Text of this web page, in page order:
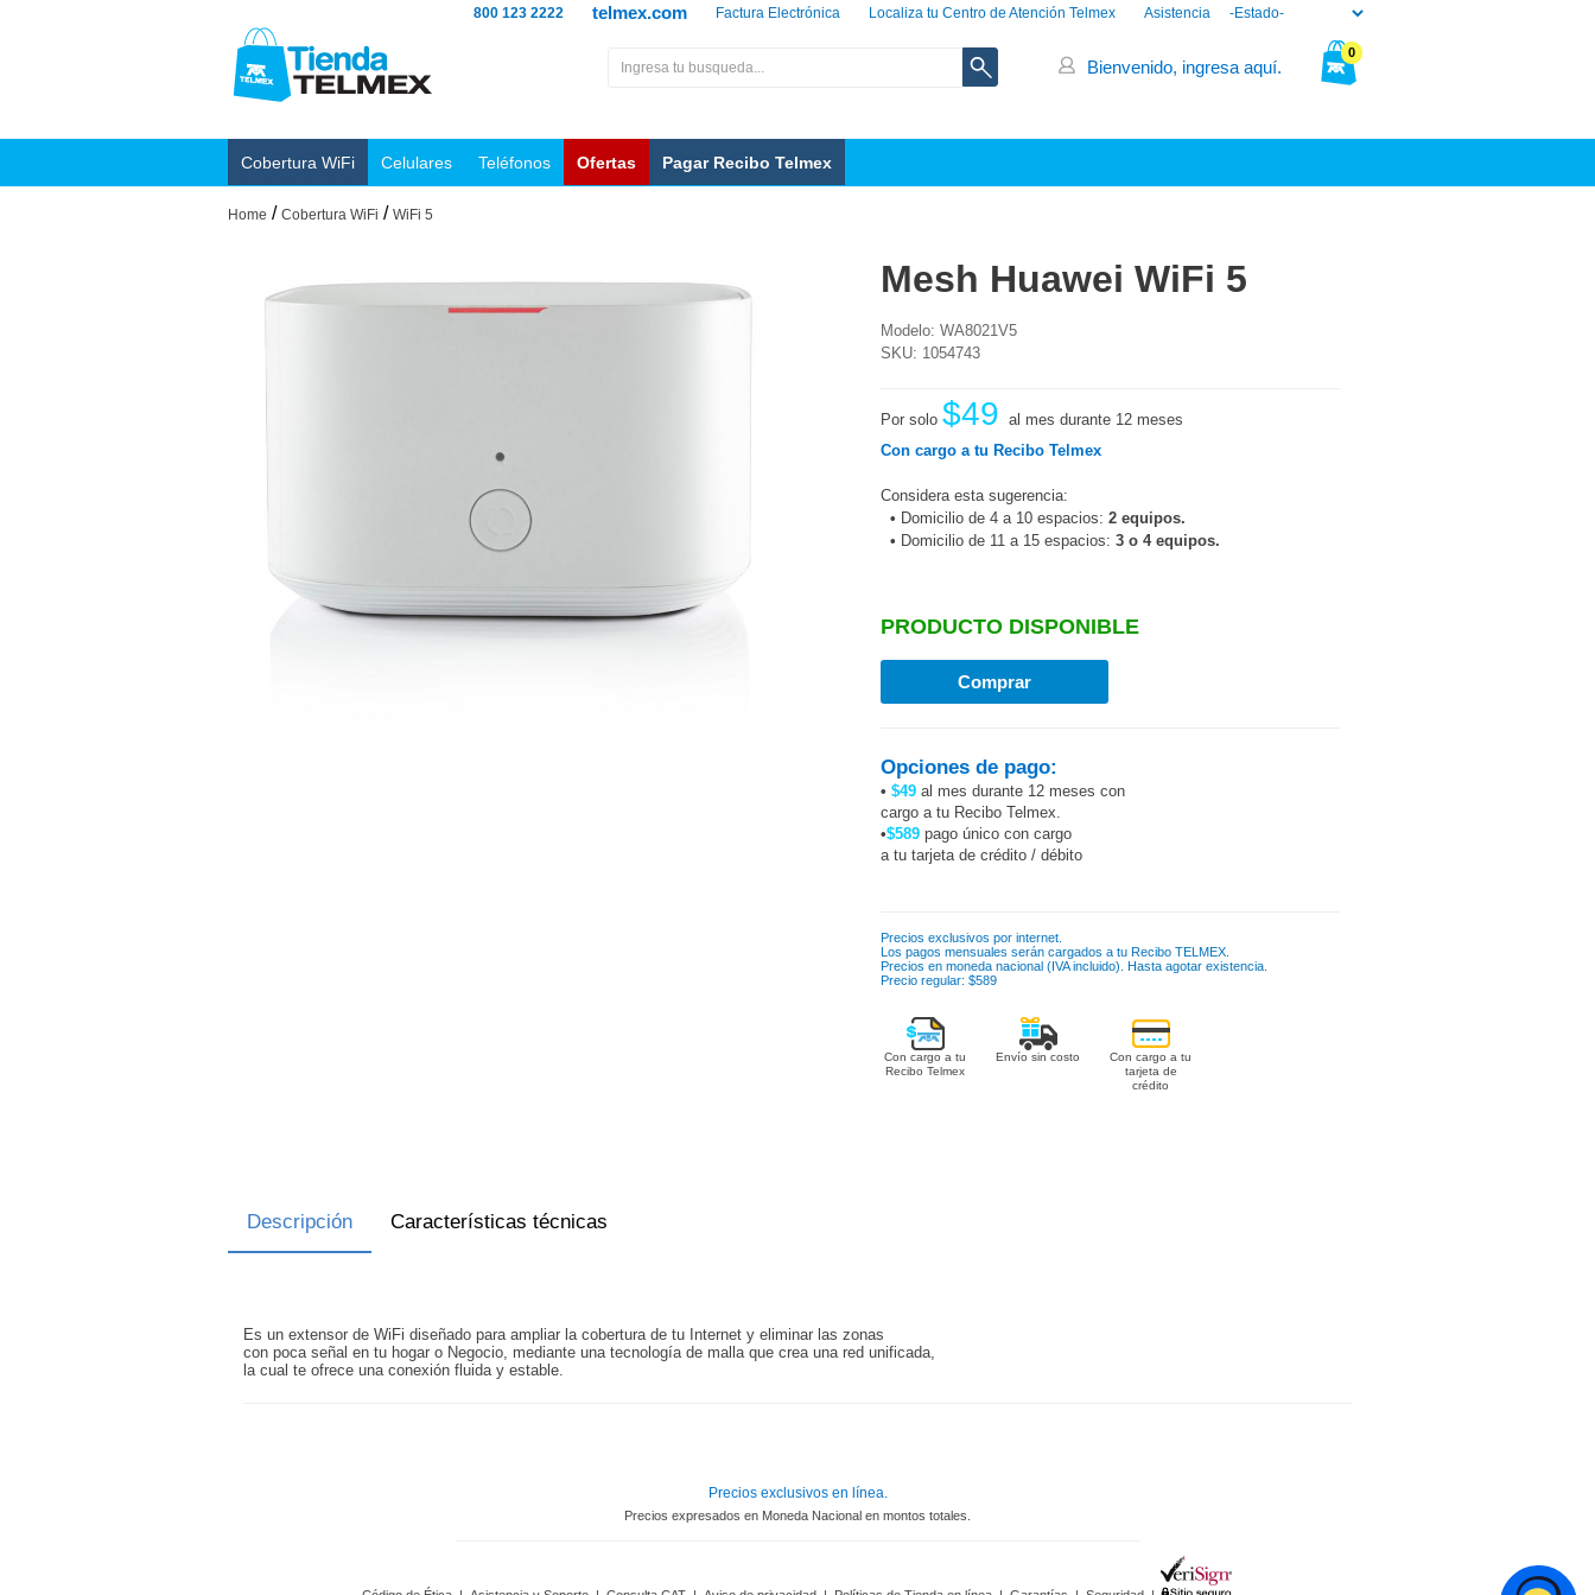
Asistencia
Localiza tu Centro de Atención Telmex
Factura Electrónica
telmex.com
800 123 2222
0
Bienvenido, ingresa aquí.
Cobertura WiFi Celulares Teléfonos Ofertas Pagar Recibo Telmex
Home / Cobertura WiFi / WiFi 5
Mesh Huawei WiFi 5
Modelo: WA8021V5
SKU: 1054743
Por solo $49 al mes durante 12 meses
Con cargo a tu Recibo Telmex
Considera esta sugerencia:
• Domicilio de 4 a 10 espacios: 2 equipos.
• Domicilio de 11 a 15 espacios: 3 o 4 equipos.
PRODUCTO DISPONIBLE
Opciones de pago:
• $49 al mes durante 12 meses con
cargo a tu Recibo Telmex.
•$589 pago único con cargo
a tu tarjeta de crédito / débito
Precios exclusivos por internet.
Los pagos mensuales serán cargados a tu Recibo TELMEX.
Precios en moneda nacional (IVA incluido). Hasta agotar existencia.
Precio regular: $589
Con cargo a tu
Recibo Telmex
Envío sin costo
Con cargo a tu
tarjeta de
crédito
Descripción Características técnicas
Es un extensor de WiFi diseñado para ampliar la cobertura de tu Internet y eliminar las zonas
con poca señal en tu hogar o Negocio, mediante una tecnología de malla que crea una red unificada,
la cual te ofrece una conexión fluida y estable.
Precios exclusivos en línea.
Precios expresados en Moneda Nacional en montos totales.